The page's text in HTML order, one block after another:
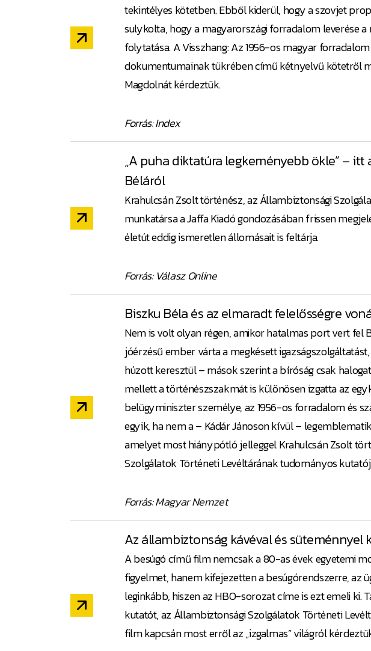
tekintélyes kötetben. Ebből kiderül, hogy a szovjet
sulykolta, hogy a magyarországi forradalom leverése
folytatása. A Visszhang: Az 1956-os magyar
dokumentumainak tükrében című kétnyelvű kötetről
Magdolnát kérdeztük.
Forrás: Index
„A puha diktatúra legkeményebb ökle” – itt
Béláról
Krahulcsán Zsolt történész, az Állambiztonsági
munkatársa a Jaffa Kiadó gondozásában frissen
életút eddig ismeretlen állomásait is feltárja.
Forrás: Válasz Online
Biszku Béla és az elmaradt felelősségre
Nem is volt olyan régen, amikor hatalmas port vert fel
jóérzésű ember várta a megkésett
húzott keresztül – mások szerint a bíróság csak
mellett a történészszakmát is különösen izgatta az
belügyminiszter személye, az 1956-os forradalom és
egyik, ha nem a – Kádár Jánoson kívül –
amelyet most hiánypótló jelleggel Krahulcsán Zsolt
Szolgálatok Történeti Levéltárának tudományos
Forrás: Magyar Nemzet
Az állambiztonság kávéval és süteménnyel
A besúgó című film nemcsak a 80-as évek egyetemi
figyelmet, hanem kifejezetten a besúgórendszerre, az
leginkább, hiszen az HBO-sorozat címe is ezt emeli ki.
kutatót, az Állambiztonsági Szolgálatok Történeti
film kapcsán most erről az „izgalmas” világról